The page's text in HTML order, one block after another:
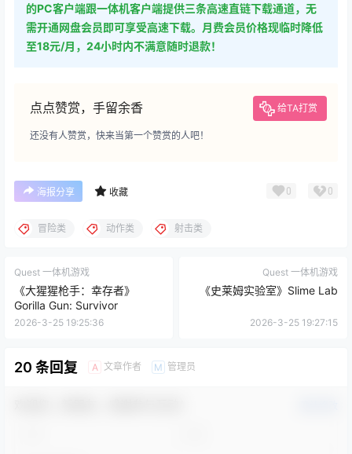
的PC客户端跟一体机客户端提供三条高速直链下载通道，无
需开通网盘会员即可享受高速下载。月费会员价格现临时降低
至18元/月，24小时内不满意随时退款！
点点赞赏，手留余香 给TA打赏
还没有人赞赏，快来当第一个赞赏的人吧！
海报分享 收藏 0 0
冒险类 动作类 射击类
Quest 一体机游戏
《大猩猩枪手：幸存者》
Gorilla Gun: Survivor
2026-3-25 19:25:36
Quest 一体机游戏
《史莱姆实验室》Slime Lab
2026-3-25 19:27:15
20 条回复 A 文章作者 M 管理员